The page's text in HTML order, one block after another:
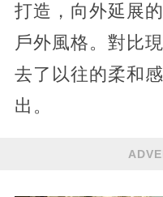
打造，向外延展
戶外風格。對比
去了以往的柔和
出。